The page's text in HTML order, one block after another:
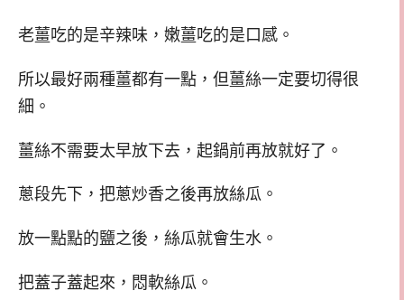
老薑吃的是辛辣味，嫩薑吃的是口感。
所以最好兩種薑都有一點，但薑絲一定要切得很
細。
薑絲不需要太早放下去，起鍋前再放就好了。
蔥段先下，把蔥炒香之後再放絲瓜。
放一點點的鹽之後，絲瓜就會生水。
把蓋子蓋起來，悶軟絲瓜。